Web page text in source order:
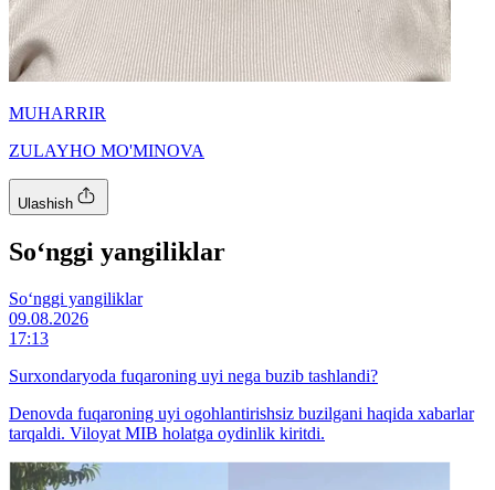
MUHARRIR
ZULAYHO MO'MINOVA
Ulashish
So‘nggi yangiliklar
So‘nggi yangiliklar
09.08.2026
17:13
Surxondaryoda fuqaroning uyi nega buzib tashlandi?
Denovda fuqaroning uyi ogohlantirishsiz buzilgani haqida xabarlar
tarqaldi. Viloyat MIB holatga oydinlik kiritdi.